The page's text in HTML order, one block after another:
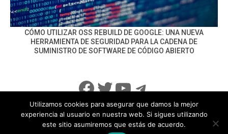
CÓMO UTILIZAR OSS REBUILD DE GOOGLE: UNA NUEVA
HERRAMIENTA DE SEGURIDAD PARA LA CADENA DE
SUMINISTRO DE SOFTWARE DE CÓDIGO ABIERTO
Facebook
Twitter
YouTube
Telegram
info@noticiasseguridad.com Política de Privacidad
Utilizamos cookies para asegurar que damos la mejor
experiencia al usuario en nuestra web. Si sigues utilizando
este sitio asumiremos que estás de acuerdo.